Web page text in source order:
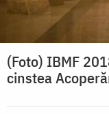
(Foto) IBMF
cinstea